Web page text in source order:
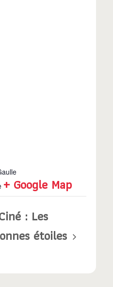
+ Google Map
: Les
étoiles